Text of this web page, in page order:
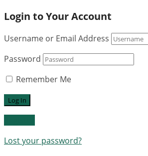
Login to Your Account
Username or Email Address
Password
Remember Me
Lost your password?